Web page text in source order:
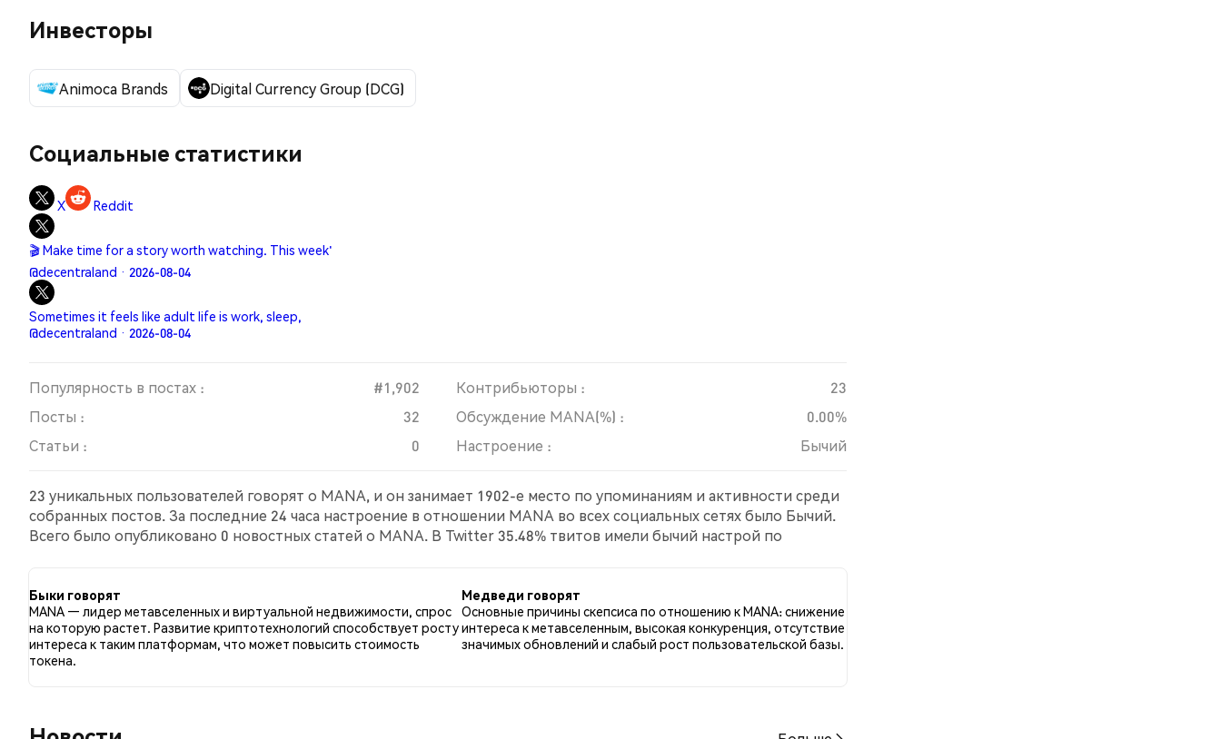
Инвесторы
Animoca Brands Digital Currency Group (DCG)
Социальные статистики
X Reddit
🎬 Make time for a story worth watching. This week'
@decentraland · 2026-08-04
Sometimes it feels like adult life is work, sleep,
@decentraland · 2026-08-04
Популярность в постах : #1,902 Контрибьюторы :
23
Посты :
32 Обсуждение MANA(%) :
0.00%
Статьи :
0 Настроение : Бычий
23 уникальных пользователей говорят о MANA, и он занимает 1902-е место по упоминаниям и активности среди
собранных постов. За последние 24 часа настроение в отношении MANA во всех социальных сетях было Бычий.
Всего было опубликовано 0 новостных статей о MANA. В Twitter 35.48% твитов имели бычий настрой по
Быки говорят
MANA — лидер метавселенных и виртуальной недвижимости, спрос
на которую растет. Развитие криптотехнологий способствует росту
интереса к таким платформам, что может повысить стоимость
токена.
Медведи говорят
Основные причины скепсиса по отношению к MANA: снижение
интереса к метавселенным, высокая конкуренция, отсутствие
значимых обновлений и слабый рост пользовательской базы.